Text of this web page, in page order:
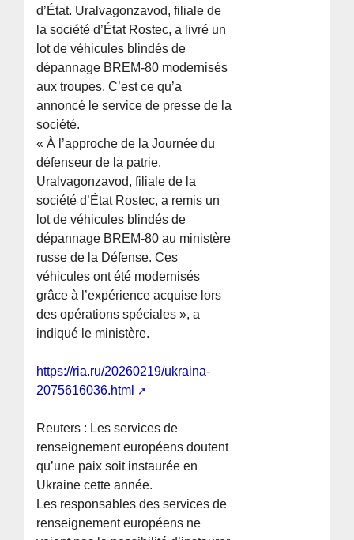
d’État. Uralvagonzavod, filiale de
la société d’État Rostec, a livré un
lot de véhicules blindés de
dépannage BREM-80 modernisés
aux troupes. C’est ce qu’a
annoncé le service de presse de la
société.
« À l’approche de la Journée du
défenseur de la patrie,
Uralvagonzavod, filiale de la
société d’État Rostec, a remis un
lot de véhicules blindés de
dépannage BREM-80 au ministère
russe de la Défense. Ces
véhicules ont été modernisés
grâce à l’expérience acquise lors
des opérations spéciales », a
indiqué le ministère.
https://ria.ru/20260219/ukraina-
2075616036.html
Reuters : Les services de
renseignement européens doutent
qu’une paix soit instaurée en
Ukraine cette année.
Les responsables des services de
renseignement européens ne